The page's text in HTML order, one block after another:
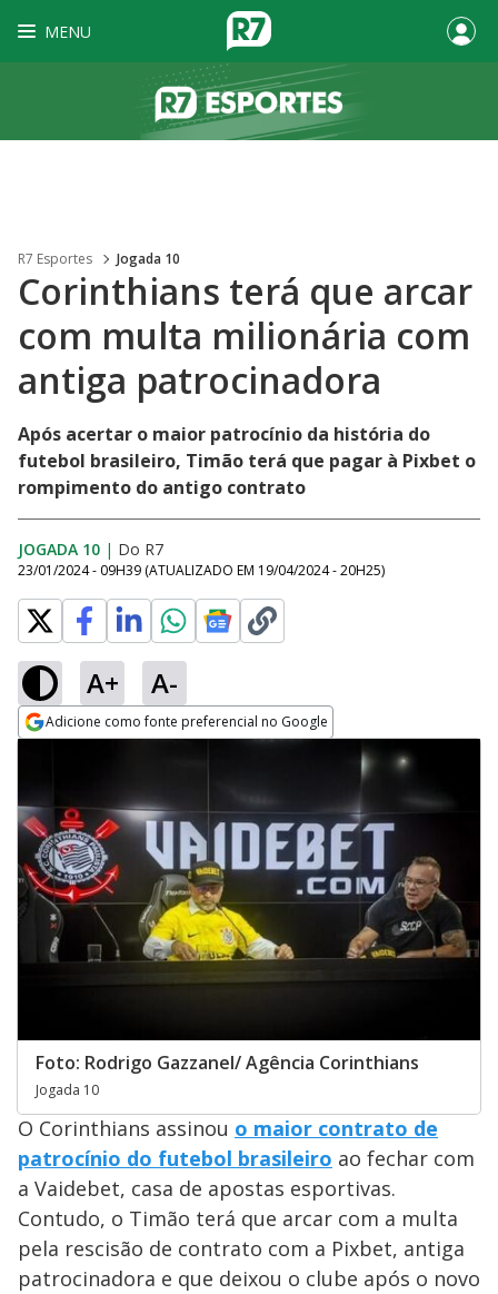
MENU
R7 Esportes Jogada 10
Corinthians terá que arcar
com multa milionária com
antiga patrocinadora
Após acertar o maior patrocínio da história do
futebol brasileiro, Timão terá que pagar à Pixbet o
rompimento do antigo contrato
JOGADA 10 | Do R7
23/01/2024 - 09H39 (ATUALIZADO EM 19/04/2024 - 20H25)
A+ A-
Adicione como fonte preferencial no Google
Foto: Rodrigo Gazzanel/ Agência Corinthians
Jogada 10
O Corinthians assinou o maior contrato de
patrocínio do futebol brasileiro ao fechar com
a Vaidebet, casa de apostas esportivas.
Contudo, o Timão terá que arcar com a multa
pela rescisão de contrato com a Pixbet, antiga
patrocinadora e que deixou o clube após o novo